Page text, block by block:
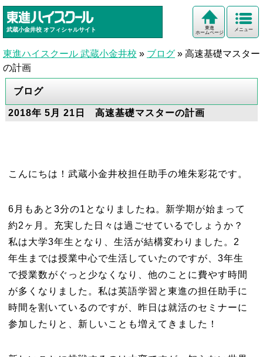
武蔵小金井校 オフィシャルサイト メニュー
東進
ホームページ
東進ハイスクール 武蔵小金井校 » ブログ » 高速基礎マスター
の計画
ブログ
2018年 5月 21日 高速基礎マスターの計画
こんにちは！武蔵小金井校担任助手の堆朱彩花です。
6月もあと3分の1となりましたね。新学期が始まって
約2ヶ月。充実した日々は過ごせているでしょうか？
私は大学3年生となり、生活が結構変わりました。2
年生までは授業中心で生活していたのですが、3年生
で授業数がぐっと少なくなり、他のことに費やす時間
が多くなりました。私は英語学習と東進の担任助手に
時間を割いているのですが、昨日は就活のセミナーに
参加したりと、新しいことも増えてきました！